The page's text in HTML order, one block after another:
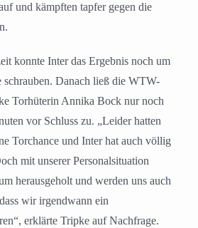
und kämpften tapfer gegen die
konnte Inter das Ergebnis noch um
Danach ließ die WTW-
Torhüterin Annika Bock nur noch
vor Schluss zu. „Leider hatten
Torchance und Inter hat auch völlig
mit unserer Personalsituation
herausgeholt und werden uns auch
wir irgendwann ein
erklärte Tripke auf Nachfrage.